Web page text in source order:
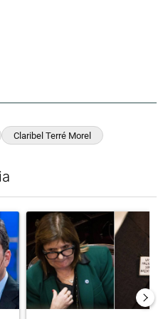
Claribel Terré Morel
el título "Los gobernadores
Un artículo de tendencia